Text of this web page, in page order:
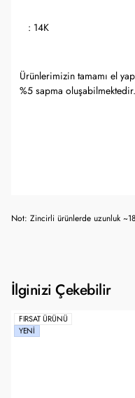
: 14K
Ürünlerimizin tamamı el
%5 sapma oluşabilmektedir.
Not: Zincirli ürünlerde uzunluk
İlginizi Çekebilir
FIRSAT ÜRÜNÜ
YENI